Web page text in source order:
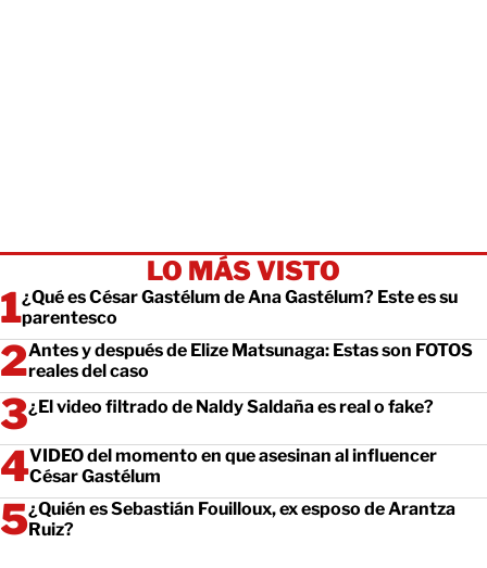
LO MÁS VISTO
¿Qué es César Gastélum de Ana Gastélum? Este es su
parentesco
Antes y después de Elize Matsunaga: Estas son FOTOS
reales del caso
¿El video filtrado de Naldy Saldaña es real o fake?
VIDEO del momento en que asesinan al influencer
César Gastélum
¿Quién es Sebastián Fouilloux, ex esposo de Arantza
Ruiz?